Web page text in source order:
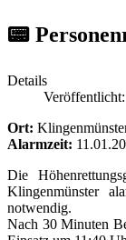
📟
Details
Ort:
Alarmzeit:
Die
Klingenmünster
notwendig.
Nach 30 Minuten